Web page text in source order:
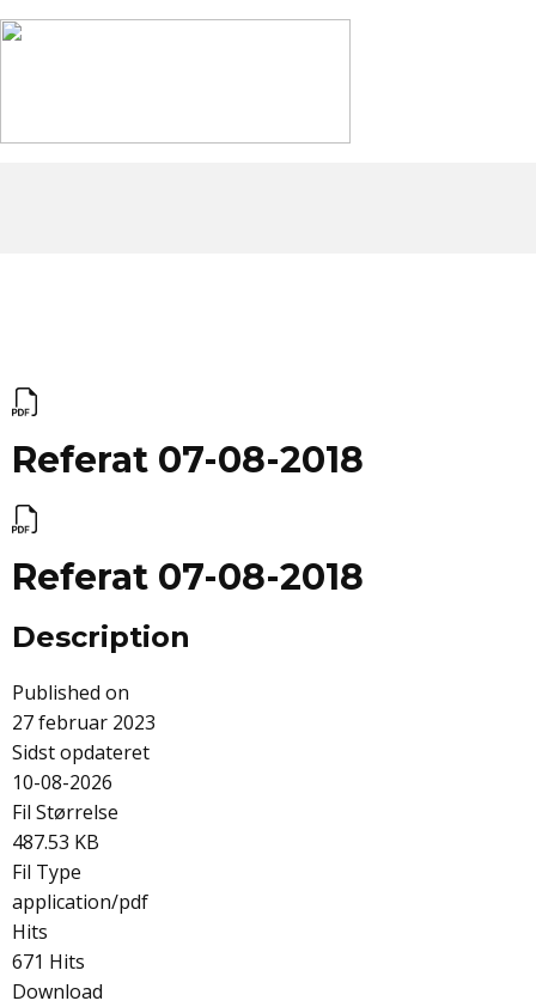
Referat 07-08-2018
Referat 07-08-2018
Description
Published on
27 februar 2023
Sidst opdateret
10-08-2026
Fil Størrelse
487.53 KB
Fil Type
application/pdf
Hits
671 Hits
Download